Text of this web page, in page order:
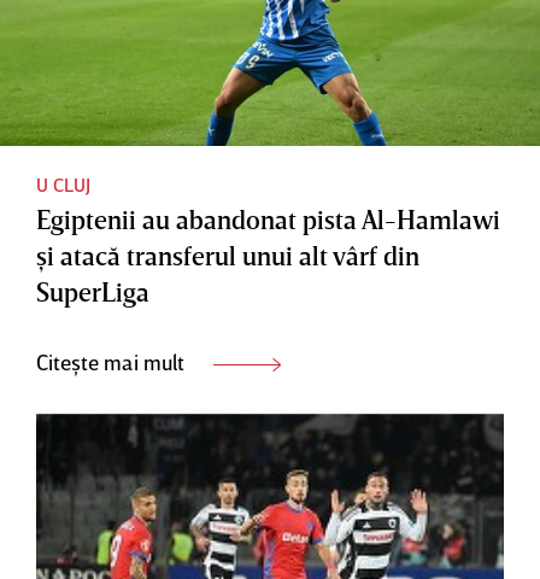
U CLUJ
Egiptenii au abandonat pista Al-Hamlawi
şi atacă transferul unui alt vârf din
SuperLiga
Citește mai mult